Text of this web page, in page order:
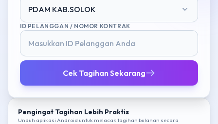
PDAM KAB.SOLOK
ID PELANGGAN / NOMOR KONTRAK
Cek Tagihan Sekarang
Pengingat Tagihan Lebih Praktis
Unduh aplikasi Android untuk melacak tagihan bulanan secara